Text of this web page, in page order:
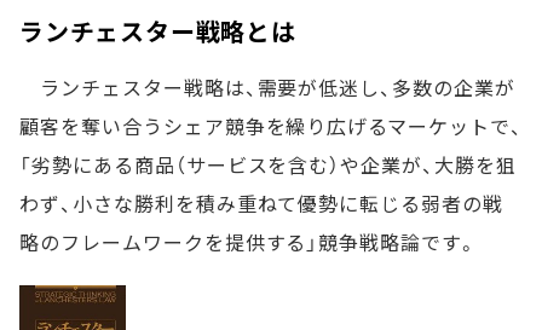
ランチェスター戦略とは
ランチェスター戦略は、需要が低迷し、多数の企業が
顧客を奪い合うシェア競争を繰り広げるマーケットで、
「劣勢にある商品（サービスを含む）や企業が、大勝を狙
わず、小さな勝利を積み重ねて優勢に転じる弱者の戦
略のフレームワークを提供する」競争戦略論です。